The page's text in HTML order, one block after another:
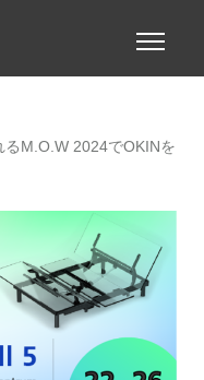
Toggle
M.O.W 2024でOKINを